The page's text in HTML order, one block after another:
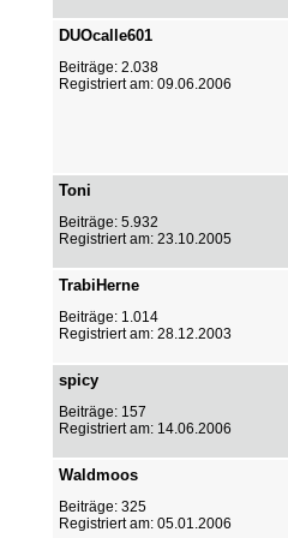
DUOcalle601
Beiträge: 2.038
Registriert am: 09.06.2006
Toni
Beiträge: 5.932
Registriert am: 23.10.2005
TrabiHerne
Beiträge: 1.014
Registriert am: 28.12.2003
spicy
Beiträge: 157
Registriert am: 14.06.2006
Waldmoos
Beiträge: 325
Registriert am: 05.01.2006